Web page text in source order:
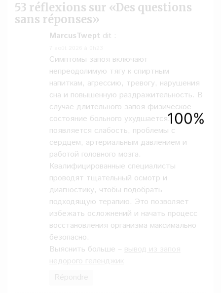
53 réflexions sur «Des questions
sans réponses»
MarcusTwept dit :
Симптомы запоя включают
непреодолимую тягу к спиртным
напиткам, агрессию, тревогу, нарушения
сна и повышенную раздражительность. В
случае длительного запоя физическое
состояние больного ухудшается:
появляется слабость, проблемы с
сердцем, артериальным давлением и
работой головного мозга.
Квалифицированные специалисты
проводят тщательный осмотр и
диагностику, чтобы подобрать
подходящую терапию. Это позволяет
избежать осложнений и начать процесс
восстановления организма максимально
безопасно.
Выяснить больше – вывод из запоя
недорого геленджик